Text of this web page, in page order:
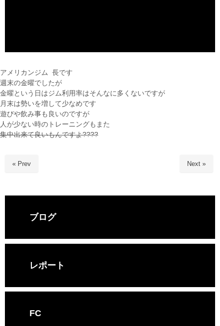
アメリカンジム 長です
週末の金曜でしたが
金曜という日はジム利用率はそんなに多くないですが
月末は勢いを増して少なめです
遊びや飲み事も良いのですが
人が少ない時のトレーニングもまた
集中出来て良いもんですよ????
« Prev Next »
ブログ
レポート
FC